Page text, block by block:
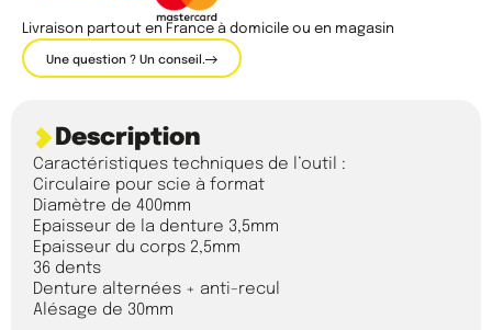
Livraison partout en France à domicile ou en magasin
Une question ? Un conseil.
Description
Caractéristiques techniques de l’outil :
Circulaire pour scie à format
Diamètre de 400mm
Epaisseur de la denture 3,5mm
Epaisseur du corps 2,5mm
36 dents
Denture alternées + anti-recul
Alésage de 30mm